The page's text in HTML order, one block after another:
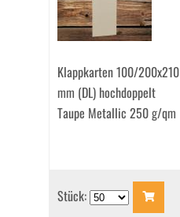
Klappkarten 100/200x210
mm (DL) hochdoppelt
Taupe Metallic 250 g/qm
Stück: